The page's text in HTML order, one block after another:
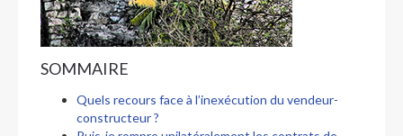
SOMMAIRE
Quels recours face à l’inexécution du vendeur-
constructeur ?